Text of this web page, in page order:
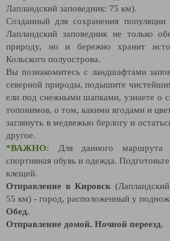
Лапландский заповедник: 75 км).
Созданный для сохранения популяции
Лапландский заповедник не только
природу, но и бережно хранит
Кольского полуострова.
Вы познакомитесь с ландшафтами
северной природы, подышите
ели под снежными шапками, узнаете о
топонимов, о том, какими ягодами и
заглянуть в медвежью берлогу и
другое.
*ВАЖНО: Для данного маршрута
спортивная обувь и одежда.
клещей.
Отправление в Кировск
55 км) - город, расположенный у
Обед.
Отправление домой. Ночной переезд.